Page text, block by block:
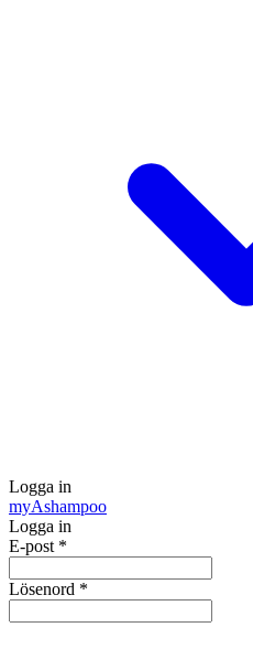
Logga in
myAshampoo
Logga in
E-post *
Lösenord *